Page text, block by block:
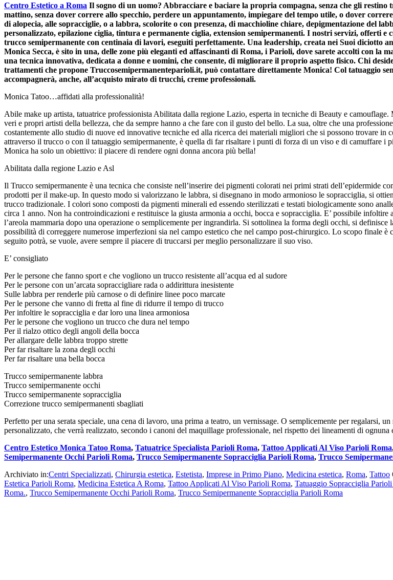
Centro Estetico a Roma Il sogno di un uomo? Abbracciare e baciare la propria compagna, senza che gli
mattino, senza dover correre allo specchio, perdere un appuntamento, impiegare del tempo utile, o dover
di alopecia, alle sopracciglie, o a labbra, scolorite o con presenza, di macchioline chiare, depigmentazione del
personalizzato, epilazione ciglia, tintura e permanente ciglia, extension semipermanenti. I nostri servizi, offerti
trucco semipermanente con centinaia di lavori, eseguiti perfettamente. Una leadership, creata nei Suoi diciotto
Monica Secca, è sito in una, delle zone più eleganti ed affascinanti di Roma, i Parioli, dove sarete accolti con la
una tecnica innovativa, dedicata a donne e uomini, che consente, di migliorare il proprio aspetto fisico. Chi
trattamenti che propone Truccosemipermanenteparioli.it, può contattare direttamente Monica! Col tatuaggio
accompagnerà, anche, all’acquisto mirato di trucchi, creme professionali.
Monica Tatoo…affidati alla professionalità!
Abile make up artista, tatuatrice professionista Abilitata dalla regione Lazio, esperta in tecniche di Beauty e
veri e propri artisti della bellezza, che da sempre hanno a che fare con il gusto del bello. La sua, oltre che una
costantemente allo studio di nuove ed innovative tecniche ed alla ricerca dei materiali migliori che si possono trovare
attraverso il trucco o con il tatuaggio semipermanente, è quella di far risaltare i punti di forza di un viso e di camuffare
Monica ha solo un obiettivo: il piacere di rendere ogni donna ancora più bella!
Abilitata dalla regione Lazio e Asl
Il Trucco semipermanente è una tecnica che consiste nell’inserire dei pigmenti colorati nei primi strati dell’epidermide
prodotti per il make-up. In questo modo si valorizzano le labbra, si disegnano in modo armonioso le sopracciglia, si
trucco tradizionale. I colori sono composti da pigmenti minerali ed essendo sterilizzati e testati biologicamente sono
circa 1 anno. Non ha controindicazioni e restituisce la giusta armonia a occhi, bocca e sopracciglia. E’ possibile
l’areola mammaria dopo una operazione o semplicemente per ingrandirla. Si sottolinea la forma degli occhi, si
possibilità di correggere numerose imperfezioni sia nel campo estetico che nel campo post-chirurgico. Lo scopo finale
seguito potrà, se vuole, avere sempre il piacere di truccarsi per meglio personalizzare il suo viso.
E’ consigliato
Per le persone che fanno sport e che vogliono un trucco resistente all’acqua ed al sudore
Per le persone con un’arcata sopraccigliare rada o addirittura inesistente
Sulle labbra per renderle più carnose o di definire linee poco marcate
Per le persone che vanno di fretta al fine di ridurre il tempo di trucco
Per infoltire le sopracciglia e dar loro una linea armoniosa
Per le persone che vogliono un trucco che dura nel tempo
Per il rialzo ottico degli angoli della bocca
Per allargare delle labbra troppo strette
Per far risaltare la zona degli occhi
Per far risaltare una bella bocca
Trucco semipermanente labbra
Trucco semipermanente occhi
Trucco semipermanente sopracciglia
Correzione trucco semipermanenti sbagliati
Perfetto per una serata speciale, una cena di lavoro, una prima a teatro, un vernissage. O semplicemente per regalarsi,
personalizzato, che verrà realizzato, secondo i canoni del maquillage professionale, nel rispetto dei lineamenti di
Centro Estetico Monica Tatoo Roma, Tatuatrice Specialista Parioli Roma, Tattoo Applicati Al Viso Parioli Roma
Semipermanente Occhi Parioli Roma, Trucco Semipermanente Sopracciglia Parioli Roma, Trucco
Archiviato in:Centri Specializzati, Chirurgia estetica, Estetista, Imprese in Primo Piano, Medicina estetica, Roma, Tattoo
Estetica Parioli Roma, Medicina Estetica A Roma, Tattoo Applicati Al Viso Parioli Roma, Tatuaggio Sopracciglia
Roma., Trucco Semipermanente Occhi Parioli Roma, Trucco Semipermanente Sopracciglia Parioli Roma